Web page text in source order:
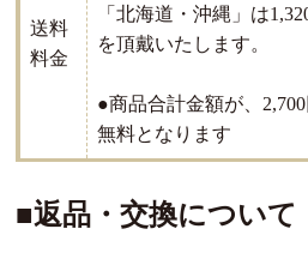
送料
料金
「北海道・沖縄」は
を頂戴いたします。
●商品合計金額が、
無料となります
■返品・交換について